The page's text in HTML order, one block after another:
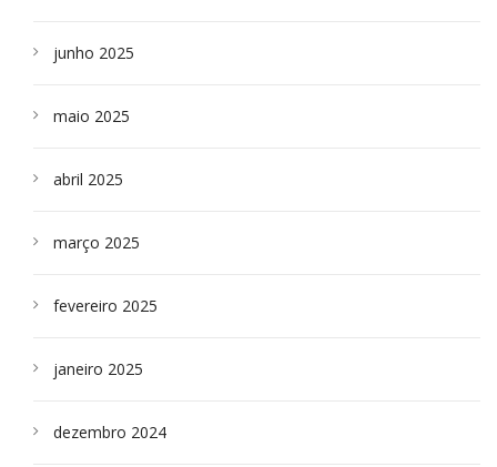
junho 2025
maio 2025
abril 2025
março 2025
fevereiro 2025
janeiro 2025
dezembro 2024